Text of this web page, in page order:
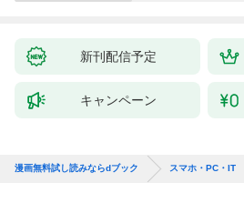
新刊配信予定
キャンペーン
漫画無料試し読みならdブック スマホ・PC・IT